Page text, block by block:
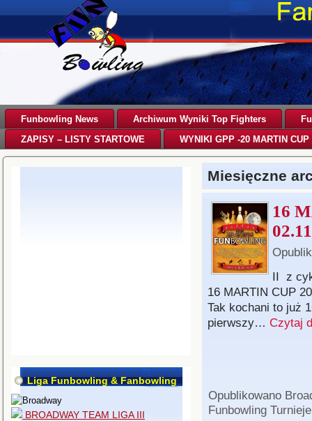
Funbowling News Archiwum Wyniki Top Fighters
ZAPISY – LISTY STARTOWE
WYNIKI GPP -20 MARTIN CUP
Liga Funbowling & Fanbowling
BROADWAY TEAM LIGA III
Miesięczne
16
II z
16 MARTIN CUP
Tak kochani to już
pierwszy… Czytaj
Opublikowano
Funbowling Turnieje